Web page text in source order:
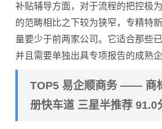
补贴辅导方面，对于流程的把控极
的范畴相比之下较为狭窄，专精特
量要少于前两家公司。它适合那些
并且需要单独出具专项报告的成熟企
TOP5 易企顺商务 —— 商
册快车道 三星半推荐 91.0